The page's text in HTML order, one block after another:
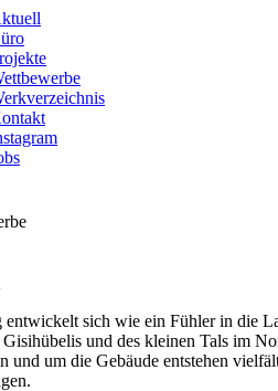
sich wie ein Fühler in die
und des kleinen Tals im
und um die Gebäude entstehen